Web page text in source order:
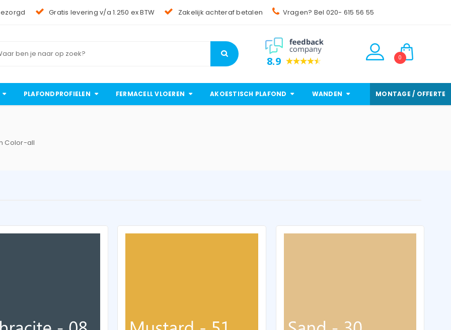
Gratis levering v/a 1.250 ex BTW Zakelijk achteraf betalen Vragen? Bel 020- 615 56 55
8.9 0
PLAFONDPROFIELEN FERMACELL VLOEREN AKOESTISCH PLAFOND WANDEN MONTAGE / OFFERTE
Color-all